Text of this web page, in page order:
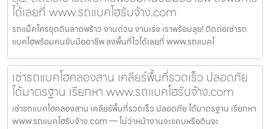
ได้เลยที่ www.รถแบคโฮรับจ้าง.com
รถแม็คโครขุดดินลาดพร้าว งานด่วน งานเร่ง เราพร้อมลุย! ติดต่อเช่ารถ
แบคโฮพร้อมคนขับมืออาชีพ ลงพื้นที่ไวได้เลยที่ www.รถแบคโ
เช่ารถแบคโฮคลองสาน เคลียร์พื้นที่รวดเร็ว ปลอดภัย
ได้มาตรฐาน เรียกหา www.รถแบคโฮรับจ้าง.com
เช่ารถแบคโฮคลองสาน เคลียร์พื้นที่รวดเร็ว ปลอดภัย ได้มาตรฐาน เรียกหา
www.รถแบคโฮรับจ้าง.com — ไม่ว่าหน้างานจะแคบหรือดินจะ